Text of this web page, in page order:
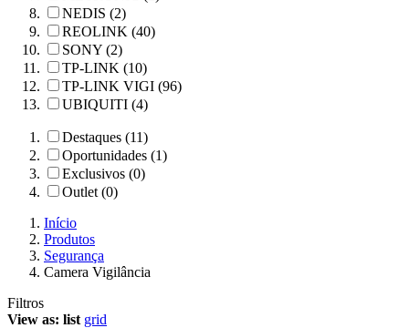
NEDIS (2)
REOLINK (40)
SONY (2)
TP-LINK (10)
TP-LINK VIGI (96)
UBIQUITI (4)
Destaques (11)
Oportunidades (1)
Exclusivos (0)
Outlet (0)
Início
Produtos
Segurança
Camera Vigilância
Filtros
View as: list grid